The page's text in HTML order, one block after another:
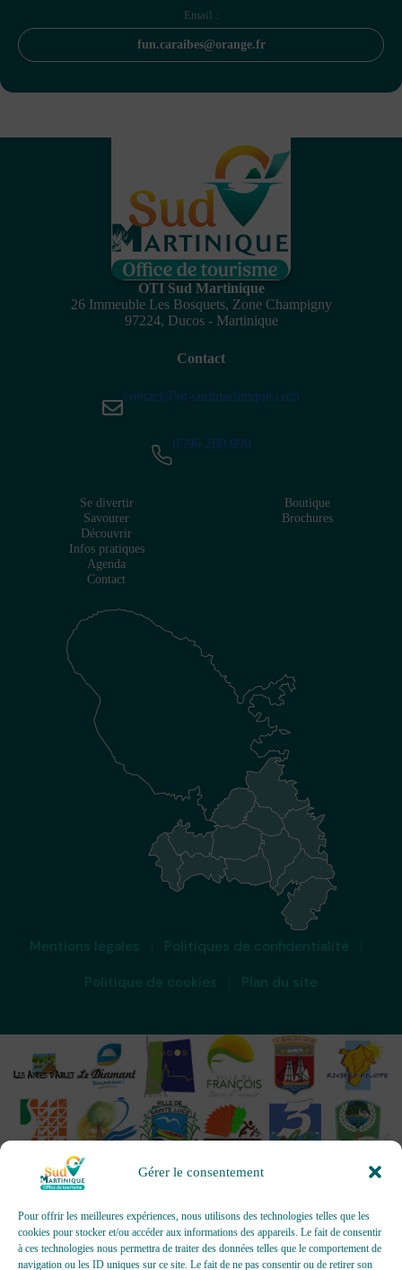
Gérer le consentement
Pour offrir les meilleures expériences, nous utilisons des technologies telles que les
cookies pour stocker et/ou accéder aux informations des appareils. Le fait de consentir
à ces technologies nous permettra de traiter des données telles que le comportement de
navigation ou les ID uniques sur ce site. Le fait de ne pas consentir ou de retirer son
Email :
fun.caraibes@orange.fr
OTI Sud Martinique
26 Immeuble Les Bosquets, Zone Champigny
97224, Ducos - Martinique
Contact
contact@ot-sudmartinique.com
0596 280 999
Se divertir
Savourer
Découvrir
Infos pratiques
Agenda
Contact
Boutique
Brochures
Mentions légales
Politiques de confidentialité
Politique de cookies
Plan du site
OFFICES DE TOURISME - Pour les activités d’accueil,